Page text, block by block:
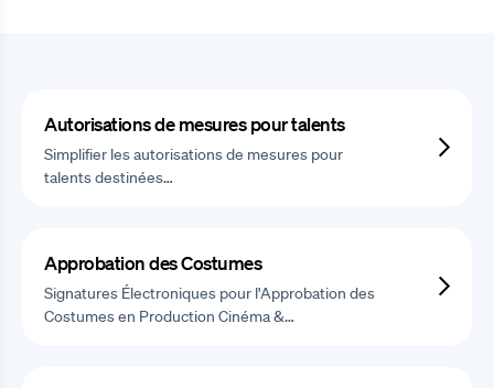
Autorisations de mesures pour talents
Simplifier les autorisations de mesures pour
talents destinées…
Approbation des Costumes
Signatures Électroniques pour l'Approbation des
Costumes en Production Cinéma &…